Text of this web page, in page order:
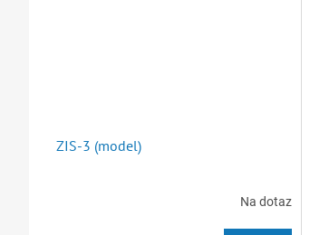
ZIS-3 (model)
Na dotaz